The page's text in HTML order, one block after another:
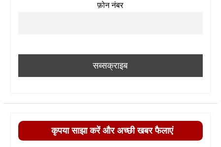
फ़ोन नंबर
कृपया साझा करें और अच्छी खबर फैलाएं